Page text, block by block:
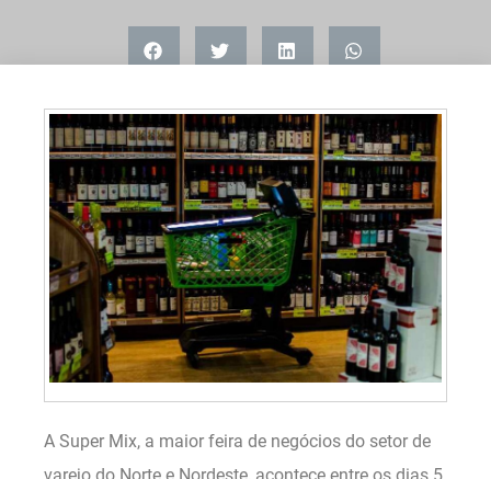
A Super Mix, a maior feira de negócios do setor de